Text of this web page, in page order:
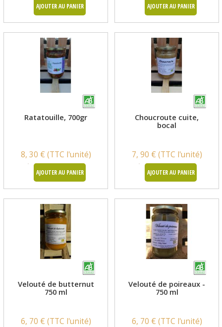
AJOUTER AU PANIER AJOUTER AU PANIER
Ratatouille, 700gr
8, 30 € (TTC l'unité)
AJOUTER AU PANIER
Choucroute cuite,
bocal
7, 90 € (TTC l'unité)
AJOUTER AU PANIER
Velouté de butternut
750 ml
6, 70 € (TTC l'unité)
Velouté de poireaux -
750 ml
6, 70 € (TTC l'unité)